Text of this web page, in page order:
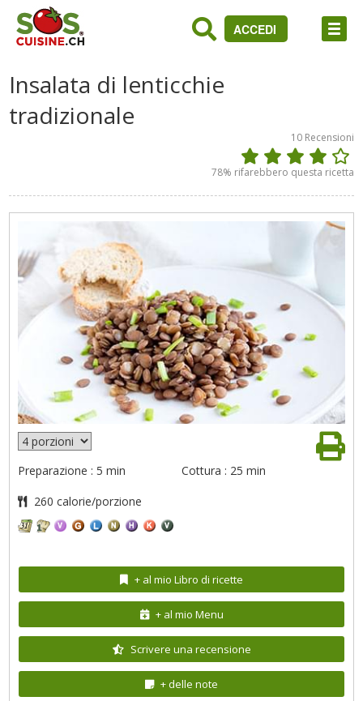
ACCEDI
Insalata di lenticchie
tradizionale
10 Recensioni
78% rifarebbero questa ricetta
Preparazione : 5 min Cottura : 25 min
260 calorie/porzione
+ al mio Libro di ricette
+ al mio Menu
Scrivere una recensione
+ delle note